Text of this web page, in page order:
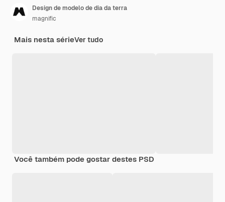
Design de modelo de dia da terra
magnific
Mais nesta sérieVer tudo
Você também pode gostar destes PSD